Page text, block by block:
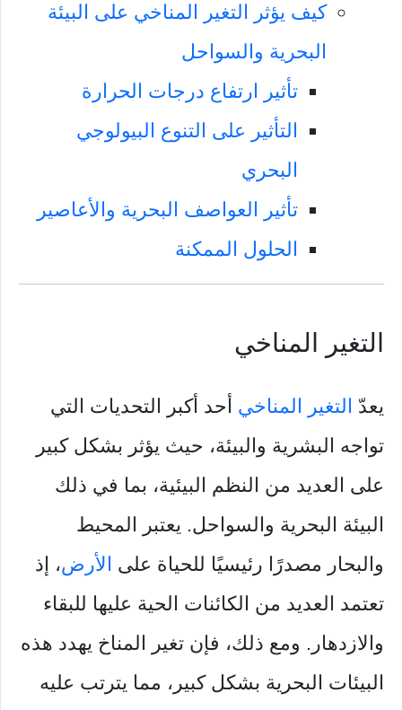
كيف يؤثر التغير المناخي على البيئة
البحرية والسواحل
تأثير ارتفاع درجات الحرارة
التأثير على التنوع البيولوجي
البحري
تأثير العواصف البحرية والأعاصير
الحلول الممكنة
التغير المناخي
يعدّ التغير المناخي أحد أكبر التحديات التي
تواجه البشرية والبيئة، حيث يؤثر بشكل كبير
على العديد من النظم البيئية، بما في ذلك
البيئة البحرية والسواحل. يعتبر المحيط
والبحار مصدرًا رئيسيًا للحياة على الأرض، إذ
تعتمد العديد من الكائنات الحية عليها للبقاء
والازدهار. ومع ذلك، فإن تغير المناخ يهدد هذه
البيئات البحرية بشكل كبير، مما يترتب عليه